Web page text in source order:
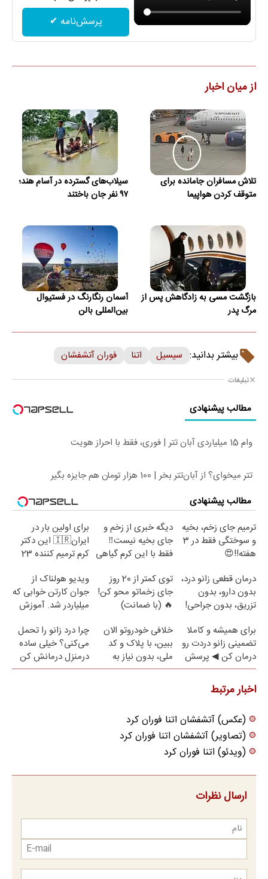
پرسش‌نامه ✔
از میان اخبار
تلاش مسافران جامانده برای
متوقف کردن هواپیما
سیلاب‌های گسترده در آسام هند؛
۹۷ نفر جان باختند
بازگشت مسی به زادگاهش پس از
مرگ پدر
آسمان رنگارنگ در فستیوال
بین‌المللی بالن
بیشتر بدانید: سیسیل اتنا فوران آتشفشان
تبلیغات
مطالب پیشنهادی
وام 15 میلیاردی آبان تتر | فوری، فقط با احراز هویت
تتر میخوای؟ از آبان‌تتر بخر | 100 هزار تومان هم جایزه بگیر
مطالب پیشنهادی
ترمیم جای زخم، بخیه
و سوختگی فقط در 3
هفته!!😍
دیگه خبری از زخم و
جای بخیه نیست‼️
فقط با این کرم گیاهی
برای اولین بار در
ایران🇮🇷 این دکتر
کرم ترمیم کننده 23
درمان قطعی زانو درد،
بدون دارو، بدون
تزریق، بدون جراحی!
توی کمتر از 20 روز
جای زخماتو محو کن!
🔥 (با ضمانت)
ویدیو هولناک از
جوان کارتن خوابی که
میلیاردر شد. آموزش
برای همیشه و کاملا
تضمینی زانو دردت رو
درمان کن ◀ پرسش
نامه ▶
خلافی خودروتو الان
ببین، با پلاک و کد
ملی، بدون نیاز به
مراجعه حضوری
چرا درد زانو را تحمل
می‌کنی؟ خیلی ساده
درمنزل درمانش کن
اخبار مرتبط
(عکس) آتشفشان اتنا فوران کرد
(تصاویر) آتشفشان اتنا فوران کرد
(ویدئو) اتنا فوران کرد
ارسال نظرات